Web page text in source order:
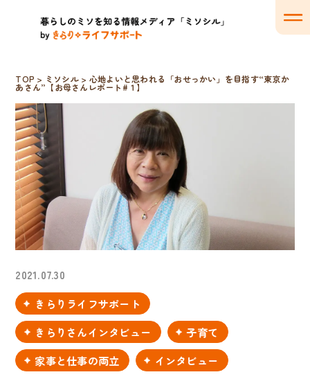
TOP > ミソシル > 心地よいと思われる「おせっかい」を目指す“東京か
あさん”【お母さんレポート#１】
2021.07.30
きらりライフサポート
きらりさんインタビュー
子育て
家事と仕事の両立
インタビュー